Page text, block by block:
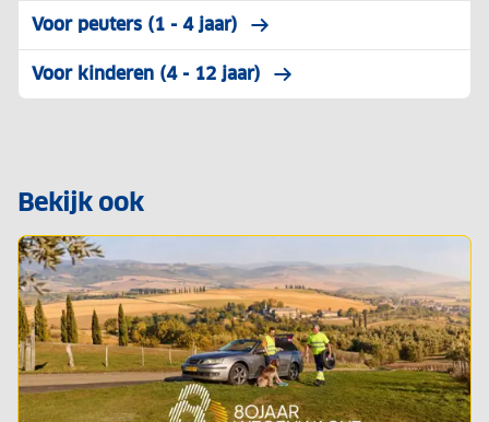
Voor peuters (1 - 4 jaar)
Voor kinderen (4 - 12 jaar)
Bekijk ook